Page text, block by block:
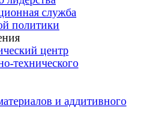
служба
политики
центр
технического
и аддитивного